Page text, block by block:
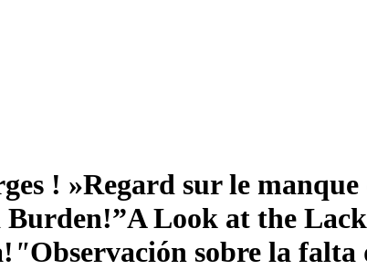
! »Regard sur le
Burden!”A Look at the
"Observación sobre la